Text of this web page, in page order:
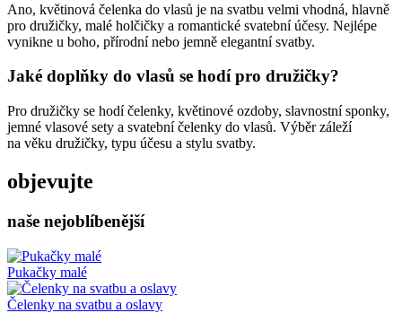
Ano, květinová čelenka do vlasů je na svatbu velmi vhodná, hlavně
pro družičky, malé holčičky a romantické svatební účesy. Nejlépe
vynikne u boho, přírodní nebo jemně elegantní svatby.
Jaké doplňky do vlasů se hodí pro družičky?
Pro družičky se hodí čelenky, květinové ozdoby, slavnostní sponky,
jemné vlasové sety a svatební čelenky do vlasů. Výběr záleží
na věku družičky, typu účesu a stylu svatby.
objevujte
naše nejoblíbenější
Pukačky malé
Čelenky na svatbu a oslavy